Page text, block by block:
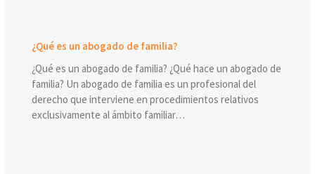
¿Qué es un abogado de familia?
¿Qué es un abogado de familia? ¿Qué hace un abogado de
familia? Un abogado de familia es un profesional del
derecho que interviene en procedimientos relativos
exclusivamente al ámbito familiar…